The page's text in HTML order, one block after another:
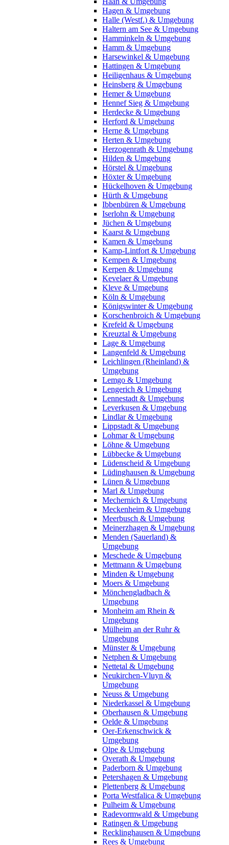
Hagen & Umgebung
Halle (Westf.) & Umgebung
Haltern am See & Umgebung
Hamminkeln & Umgebung
Hamm & Umgebung
Harsewinkel & Umgebung
Hattingen & Umgebung
Heiligenhaus & Umgebung
Heinsberg & Umgebung
Hemer & Umgebung
Hennef Sieg & Umgebung
Herdecke & Umgebung
Herford & Umgebung
Herne & Umgebung
Herten & Umgebung
Herzogenrath & Umgebung
Hilden & Umgebung
Hörstel & Umgebung
Höxter & Umgebung
Hückelhoven & Umgebung
Hürth & Umgebung
Ibbenbüren & Umgebung
Iserlohn & Umgebung
Jüchen & Umgebung
Kaarst & Umgebung
Kamen & Umgebung
Kamp-Lintfort & Umgebung
Kempen & Umgebung
Kerpen & Umgebung
Kevelaer & Umgebung
Kleve & Umgebung
Köln & Umgebung
Königswinter & Umgebung
Korschenbroich & Umgebung
Krefeld & Umgebung
Kreuztal & Umgebung
Lage & Umgebung
Langenfeld & Umgebung
Leichlingen (Rheinland) &
Umgebung
Lemgo & Umgebung
Lengerich & Umgebung
Lennestadt & Umgebung
Leverkusen & Umgebung
Lindlar & Umgebung
Lippstadt & Umgebung
Lohmar & Umgebung
Löhne & Umgebung
Lübbecke & Umgebung
Lüdenscheid & Umgebung
Lüdinghausen & Umgebung
Lünen & Umgebung
Marl & Umgebung
Mechernich & Umgebung
Meckenheim & Umgebung
Meerbusch & Umgebung
Meinerzhagen & Umgebung
Menden (Sauerland) &
Umgebung
Meschede & Umgebung
Mettmann & Umgebung
Minden & Umgebung
Moers & Umgebung
Mönchengladbach &
Umgebung
Monheim am Rhein &
Umgebung
Mülheim an der Ruhr &
Umgebung
Münster & Umgebung
Netphen & Umgebung
Nettetal & Umgebung
Neukirchen-Vluyn &
Umgebung
Neuss & Umgebung
Niederkassel & Umgebung
Oberhausen & Umgebung
Oelde & Umgebung
Oer-Erkenschwick &
Umgebung
Olpe & Umgebung
Overath & Umgebung
Paderborn & Umgebung
Petershagen & Umgebung
Plettenberg & Umgebung
Porta Westfalica & Umgebung
Pulheim & Umgebung
Radevormwald & Umgebung
Ratingen & Umgebung
Recklinghausen & Umgebung
Rees & Umgebung